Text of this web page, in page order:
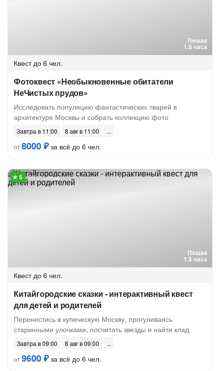
Пешая
1.5 часа
Квест до 6 чел.
Фотоквест «Необыкновенные обитатели
НеЧистых прудов»
Исследовать популяцию фантастических тварей в
архитектуре Москвы и собрать коллекцию фото
Завтра в 11:00
8 авг в 11:00
от8000 ₽за всё до 6 чел.
Пешая
1.5 часа
56 отзывов
Квест до 6 чел.
Китайгородские сказки - интерактивный квест
для детей и родителей
Перенестись в купеческую Москву, прогуливаясь
старинными улочками, посчитать звезды и найти клад
Завтра в 09:00
8 авг в 09:00
от9600 ₽за всё до 6 чел.